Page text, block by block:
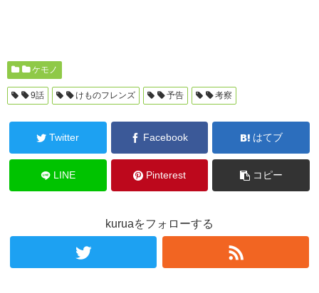
ケモノ
9話 けものフレンズ 予告 考察
Twitter Facebook はてブ
LINE Pinterest コピー
kuruaをフォローする